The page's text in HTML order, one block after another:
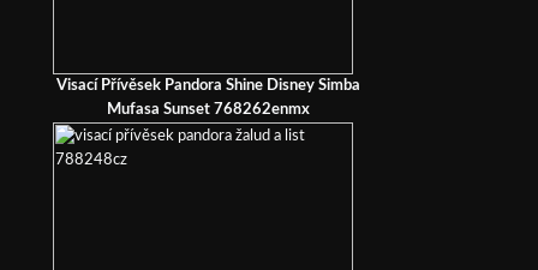
Visací Přívěsek Pandora Shine Disney Simba
Mufasa Sunset 768262enmx